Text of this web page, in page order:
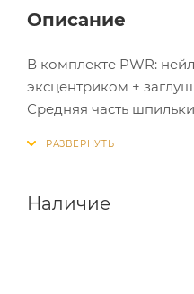
Описание
В комплекте PWR:
эксцентриком +
Средняя часть
Наличие